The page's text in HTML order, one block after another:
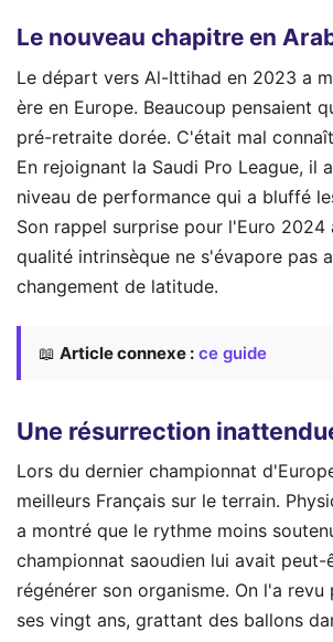
Le nouveau chapitre en
Le départ vers Al-Ittihad en 2023 a
ère en Europe. Beaucoup pensaient
pré-retraite dorée. C'était mal
En rejoignant la Saudi Pro League, il
niveau de performance qui a bluffé
Son rappel surprise pour l'Euro 2024
qualité intrinsèque ne s'évapore pas
changement de latitude.
📖 Article connexe : ce guide
Une résurrection
Lors du dernier championnat
meilleurs Français sur le terrain.
a montré que le rythme moins
championnat saoudien lui avait peut-
régénérer son organisme. On l'a revu
ses vingt ans, grattant des ballons